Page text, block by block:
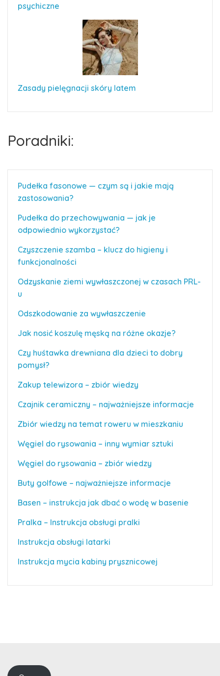
psychiczne
Zasady pielęgnacji skóry latem
Poradniki:
Pudełka fasonowe — czym są i jakie mają
zastosowania?
Pudełka do przechowywania — jak je
odpowiednio wykorzystać?
Czyszczenie szamba – klucz do higieny i
funkcjonalności
Odzyskanie ziemi wywłaszczonej w czasach PRL-
u
Odszkodowanie za wywłaszczenie
Jak nosić koszulę męską na różne okazje?
Czy huśtawka drewniana dla dzieci to dobry
pomysł?
Zakup telewizora – zbiór wiedzy
Czajnik ceramiczny – najważniejsze informacje
Zbiór wiedzy na temat roweru w mieszkaniu
Węgiel do rysowania – inny wymiar sztuki
Węgiel do rysowania – zbiór wiedzy
Buty golfowe – najważniejsze informacje
Basen – instrukcja jak dbać o wodę w basenie
Pralka – Instrukcja obsługi pralki
Instrukcja obsługi latarki
Instrukcja mycia kabiny prysznicowej